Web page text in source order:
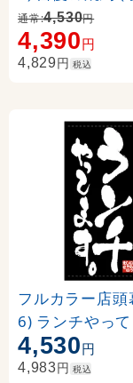
通常:4,530円
4,390円
4,829円 税込
フルカラー店
6) ランチやって
(ポンジ)
4,530円
4,983円 税込